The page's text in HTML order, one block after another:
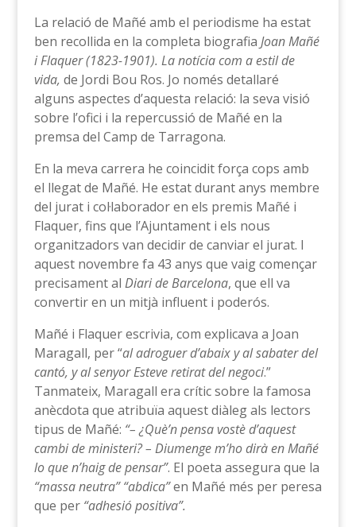
La relació de Mañé amb el periodisme ha estat
ben recollida en la completa biografia Joan Mañé
i Flaquer (1823-1901). La notícia com a estil de
vida, de Jordi Bou Ros. Jo només detallaré
alguns aspectes d’aquesta relació: la seva visió
sobre l’ofici i la repercussió de Mañé en la
premsa del Camp de Tarragona.
En la meva carrera he coincidit força cops amb
el llegat de Mañé. He estat durant anys membre
del jurat i col·laborador en els premis Mañé i
Flaquer, fins que l’Ajuntament i els nous
organitzadors van decidir de canviar el jurat. I
aquest novembre fa 43 anys que vaig començar
precisament al Diari de Barcelona, que ell va
convertir en un mitjà influent i poderós.
Mañé i Flaquer escrivia, com explicava a Joan
Maragall, per “al adroguer d’abaix y al sabater del
cantó, y al senyor Esteve retirat del negoci.”
Tanmateix, Maragall era crític sobre la famosa
anècdota que atribuïa aquest diàleg als lectors
tipus de Mañé: “– ¿Què’n pensa vostè d’aquest
cambi de ministeri? – Diumenge m’ho dirà en Mañé
lo que n’haig de pensar”. El poeta assegura que la
“massa neutra” “abdica”en Mañé més per peresa
que per “adhesió positiva”.